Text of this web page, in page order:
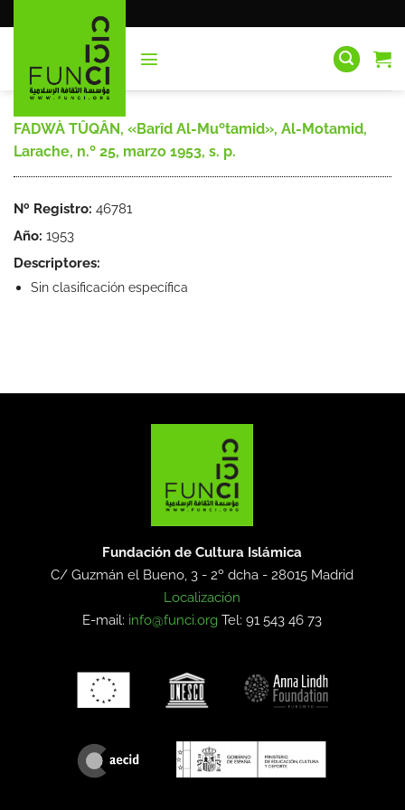
al
FADWÀ TÛQÂN, «Barîd Al-Muºtamid», Al-Motamid,
Larache, n.º 25, marzo 1953, s. p.
Nº Registro: 46781
Año: 1953
Descriptores:
Sin clasificación específica
Fundación de Cultura Islámica
C/ Guzmán el Bueno, 3 - 2º dcha -28015 Madrid
Localización
E-mail: info@funci.org Tel: 91 543 46 73